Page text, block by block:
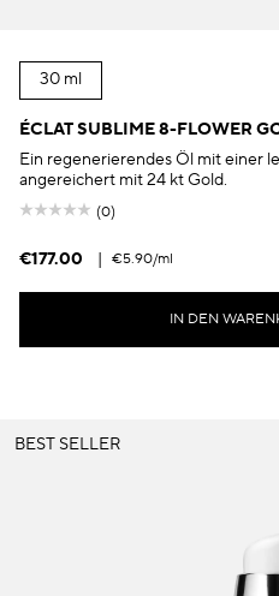
30 ml
ÉCLAT SUBLIME 8-FLOWER
Ein regenerierendes Öl mit einer
angereichert mit 24 kt Gold.
(0)
€177.00 | €5.90/ml
IN DEN
BEST SELLER